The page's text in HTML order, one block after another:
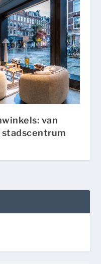
van
stadscentrum